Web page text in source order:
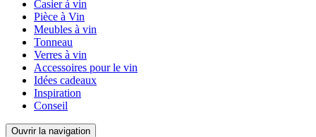
Casier á vin
Pièce à Vin
Meubles à vin
Tonneau
Verres à vin
Accessoires pour le vin
Idées cadeaux
Inspiration
Conseil
Ouvrir la navigation